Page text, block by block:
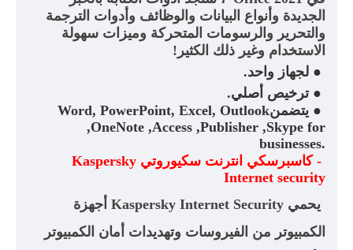
الجديدة وأنواع البيانات والوظائف وأدوات الترجمة
والتحرير والرسومات المتحركة وميزات سهولة
الاستخدام وغير ذلك الكثير !
● لجهاز واحد.
● ترخيص أصلي.
● يتضمنWord, PowerPoint, Excel, Outlook
,OneNote ,Access ,Publisher ,Skype for
businesses.
-كاسبرسكي انترنت سكيوروتي Kaspersky
Internet security
يحمي Kaspersky Internet Security أجهزة
الكمبيوتر من الفيروسات وتهديدات أمان الكمبيوتر